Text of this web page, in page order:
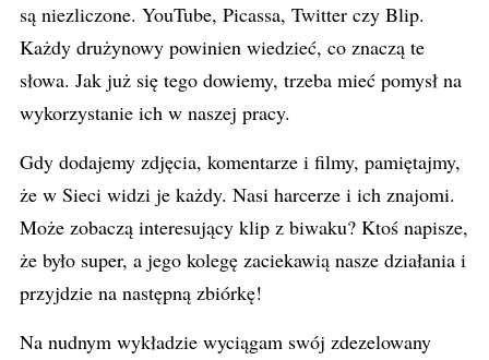
są niezliczone. YouTube, Picassa, Twitter czy Blip.
Każdy drużynowy powinien wiedzieć, co znaczą te
słowa. Jak już się tego dowiemy, trzeba mieć pomysł na
wykorzystanie ich w naszej pracy.
Gdy dodajemy zdjęcia, komentarze i filmy, pamiętajmy,
że w Sieci widzi je każdy. Nasi harcerze i ich znajomi.
Może zobaczą interesujący klip z biwaku? Ktoś napisze,
że było super, a jego kolegę zaciekawią nasze działania i
przyjdzie na następną zbiórkę!
Na nudnym wykładzie wyciągam swój zdezelowany